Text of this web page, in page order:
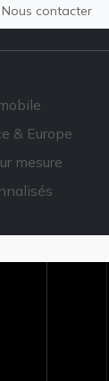
Nous contacter
& Europe
mesure